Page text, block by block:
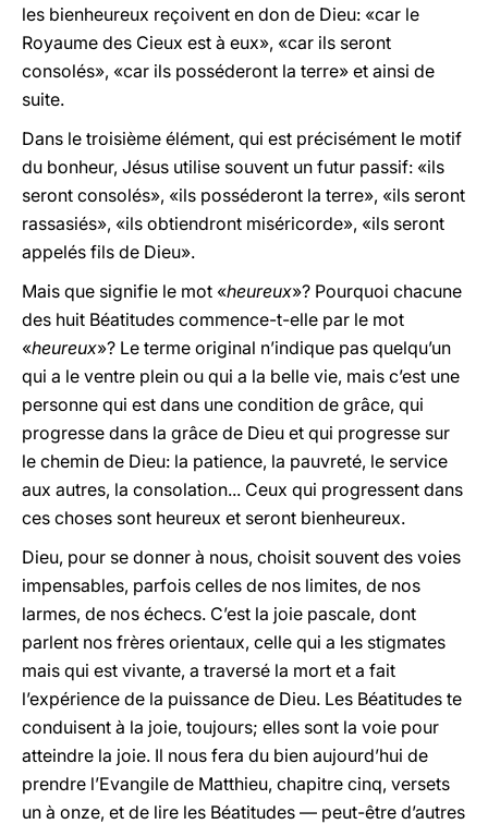
les bienheureux reçoivent en don de Dieu: «car le
Royaume des Cieux est à eux», «car ils seront
consolés», «car ils posséderont la terre» et ainsi de
suite.
Dans le troisième élément, qui est précisément le motif
du bonheur, Jésus utilise souvent un futur passif: «ils
seront consolés», «ils posséderont la terre», «ils seront
rassasiés», «ils obtiendront miséricorde», «ils seront
appelés fils de Dieu».
Mais que signifie le mot «heureux»? Pourquoi chacune
des huit Béatitudes commence-t-elle par le mot
«heureux»? Le terme original n’indique pas quelqu’un
qui a le ventre plein ou qui a la belle vie, mais c’est une
personne qui est dans une condition de grâce, qui
progresse dans la grâce de Dieu et qui progresse sur
le chemin de Dieu: la patience, la pauvreté, le service
aux autres, la consolation... Ceux qui progressent dans
ces choses sont heureux et seront bienheureux.
Dieu, pour se donner à nous, choisit souvent des voies
impensables, parfois celles de nos limites, de nos
larmes, de nos échecs. C’est la joie pascale, dont
parlent nos frères orientaux, celle qui a les stigmates
mais qui est vivante, a traversé la mort et a fait
l’expérience de la puissance de Dieu. Les Béatitudes te
conduisent à la joie, toujours; elles sont la voie pour
atteindre la joie. Il nous fera du bien aujourd’hui de
prendre l’Evangile de Matthieu, chapitre cinq, versets
un à onze, et de lire les Béatitudes — peut-être d’autres